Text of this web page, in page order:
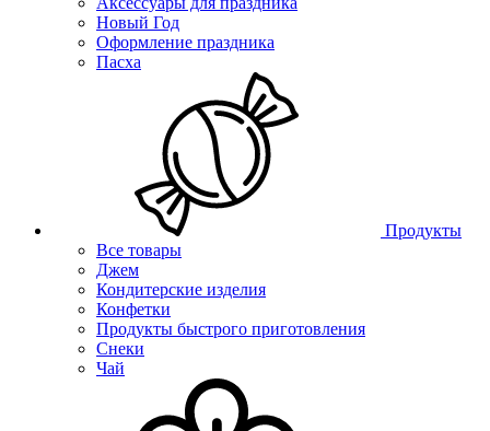
Новый Год
Оформление праздника
Пасха
Продукты
Все товары
Джем
Кондитерские изделия
Конфетки
Продукты быстрого приготовления
Снеки
Чай